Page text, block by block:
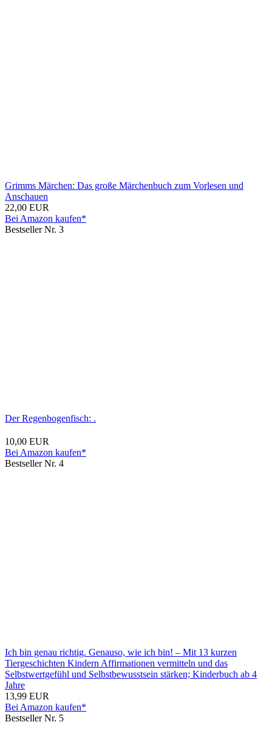
Grimms Märchen: Das große Märchenbuch zum Vorlesen und
Anschauen
22,00 EUR
Bei Amazon kaufen*
Bestseller Nr. 3
Der Regenbogenfisch: .
10,00 EUR
Bei Amazon kaufen*
Bestseller Nr. 4
Ich bin genau richtig. Genauso, wie ich bin! – Mit 13 kurzen
Tiergeschichten Kindern Affirmationen vermitteln und das
Selbstwertgefühl und Selbstbewusstsein stärken; Kinderbuch ab 4
Jahre
13,99 EUR
Bei Amazon kaufen*
Bestseller Nr. 5